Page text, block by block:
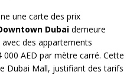
une carte des prix
Dubai demeure
des appartements
AED par mètre carré. Cette
Dubai Mall, justifiant des tarifs